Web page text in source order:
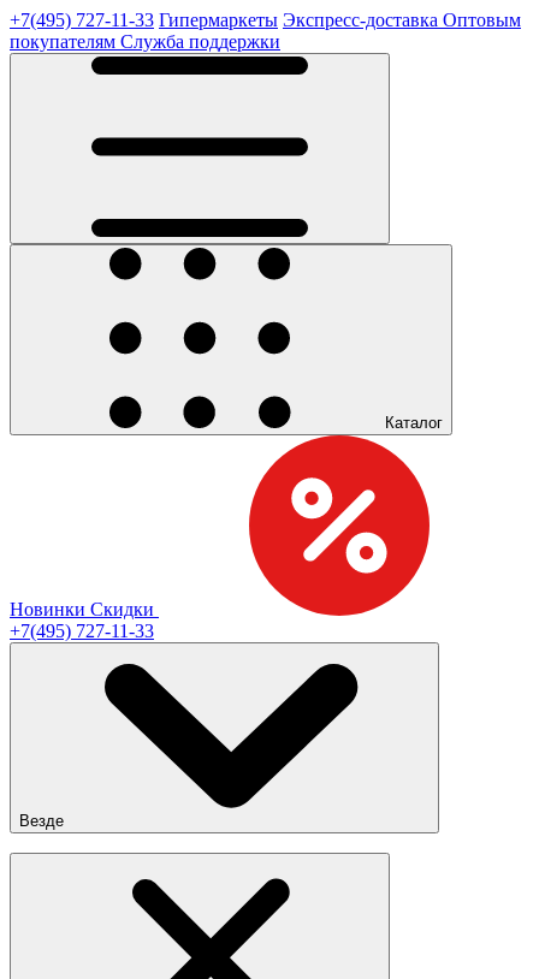
+7(495) 727-11-33 Гипермаркеты Экспресс-доставка Оптовым
покупателям Служба поддержки
Каталог
Новинки Скидки
+7(495) 727-11-33
Везде